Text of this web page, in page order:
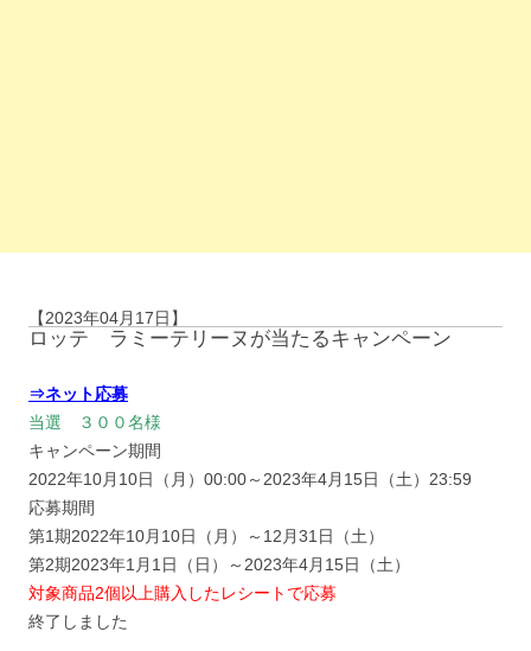
【2023年04月17日】
ロッテ ラミーテリーヌが当たるキャンペーン
⇒ネット応募
当選 ３００名様
キャンペーン期間
2022年10月10日（月）00:00～2023年4月15日（土）23:59
応募期間
第1期2022年10月10日（月）～12月31日（土）
第2期2023年1月1日（日）～2023年4月15日（土）
対象商品2個以上購入したレシートで応募
終了しました